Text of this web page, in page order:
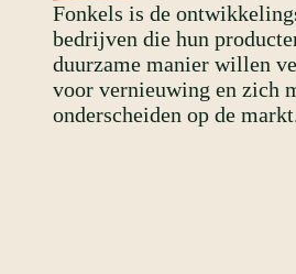
Fonkels is de
bedrijven die hun
duurzame manier willen
voor vernieuwing en zich
onderscheiden op de